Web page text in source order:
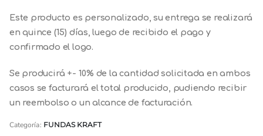
Este producto es personalizado, su entrega se realizará
en quince (15) días, luego de recibido el pago y
confirmado el logo.
Se producirá +- 10% de la cantidad solicitada en ambos
casos se facturará el total producido, pudiendo recibir
un reembolso o un alcance de facturación.
Categoría: FUNDAS KRAFT